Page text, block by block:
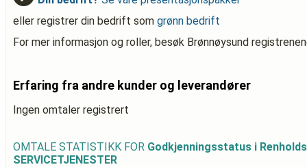
eller registrer din bedrift som grønn bedrift
For mer informasjon og roller, besøk Brønnøysund
Erfaring fra andre kunder og leverandører
Ingen omtaler registrert
OMTALE STATISTIKK FOR Godkjenningsstatus i
SERVICETJENESTER